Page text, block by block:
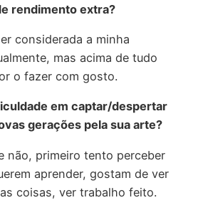
rendimento extra?
considerada a minha
mas acima de tudo
o fazer com gosto.
em captar/despertar
gerações pela sua arte?
não, primeiro tento perceber
aprender, gostam de ver
coisas, ver trabalho feito.